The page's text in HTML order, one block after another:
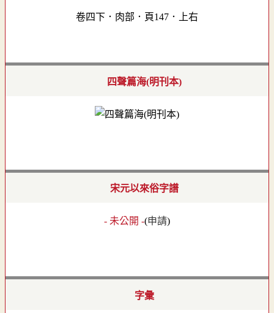
卷四下．肉部．頁147．上右
四聲篇海(明刊本)
宋元以來俗字譜
- 未公開 -(申請)
字彙